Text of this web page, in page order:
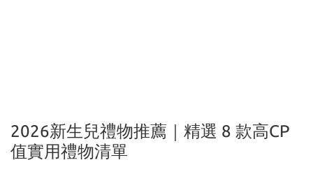
2026新生兒禮物推薦｜精選 8 款高CP
值實用禮物清單